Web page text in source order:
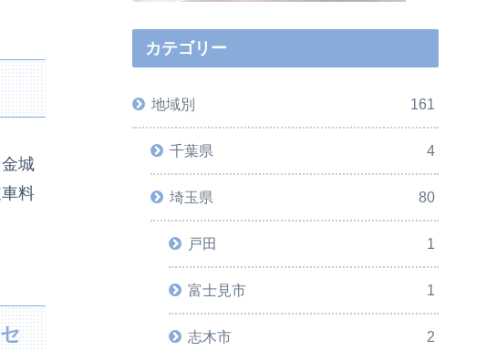
城
料
カテゴリー
地域別 161
千葉県 4
埼玉県 80
戸田 1
富士見市 1
志木市 2